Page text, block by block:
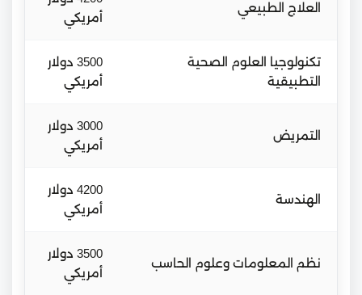
العلاج الطبيعي
أمريكي
تكنولوجيا العلوم الصحية
التطبيقية
3500 دولار
أمريكي
التمريض
3000 دولار
أمريكي
الهندسة
4200 دولار
أمريكي
نظم المعلومات وعلوم الحاسب
3500 دولار
أمريكي